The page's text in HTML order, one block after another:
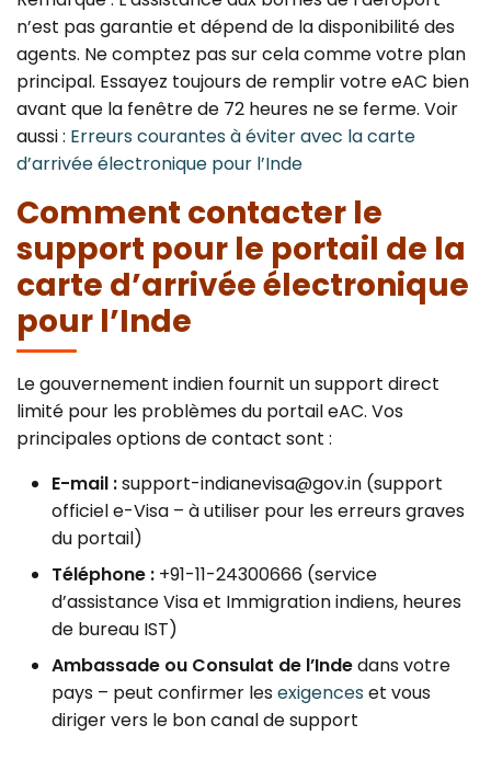
n’est pas garantie et dépend de la disponibilité des
agents. Ne comptez pas sur cela comme votre plan
principal. Essayez toujours de remplir votre eAC bien
avant que la fenêtre de 72 heures ne se ferme. Voir
aussi : Erreurs courantes à éviter avec la carte
d’arrivée électronique pour l’Inde
Comment contacter le
support pour le portail de la
carte d’arrivée électronique
pour l’Inde
Le gouvernement indien fournit un support direct
limité pour les problèmes du portail eAC. Vos
principales options de contact sont :
E-mail :support-indianevisa@gov.in (support
officiel e-Visa – à utiliser pour les erreurs graves
du portail)
Téléphone : +91-11-24300666 (service
d’assistance Visa et Immigration indiens, heures
de bureau IST)
Ambassade ou Consulat de l’Indedans votre
pays – peut confirmer lesexigenceset vous
diriger vers le bon canal de support